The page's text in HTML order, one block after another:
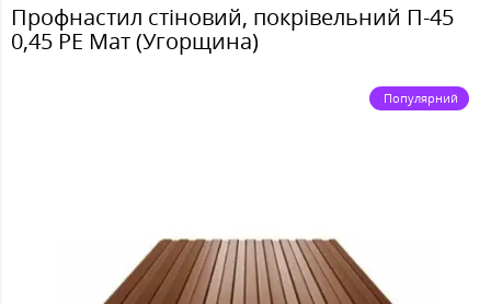
Профнастил стіновий, покрівельний П-45
0,45 PE Мат (Угорщина)
Популярний